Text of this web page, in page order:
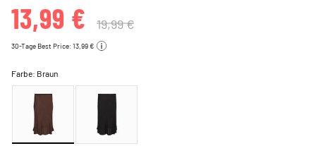
13,99 € 19,99 €
30-Tage Best Price: 13,99 €
Farbe: Braun